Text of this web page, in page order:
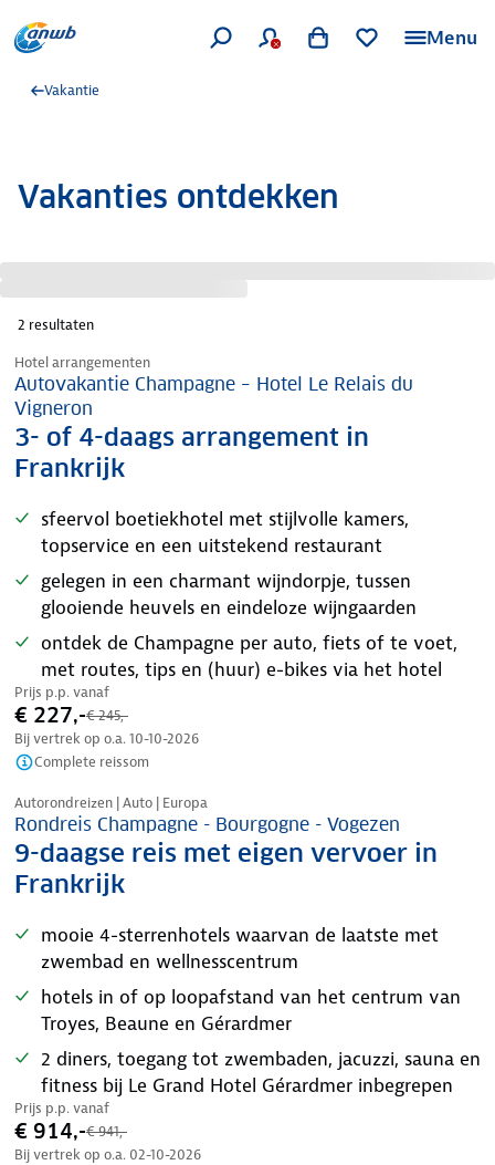
Menu
Vakantie
Vakanties ontdekken
2 resultaten
Nazomer korting
Hotel arrangementen
Autovakantie Champagne – Hotel Le Relais du
Vigneron
3- of 4-daags arrangement in
Frankrijk
sfeervol boetiekhotel met stijlvolle kamers,
topservice en een uitstekend restaurant
gelegen in een charmant wijndorpje, tussen
glooiende heuvels en eindeloze wijngaarden
ontdek de Champagne per auto, fiets of te voet,
met routes, tips en (huur) e-bikes via het hotel
Prijs p.p. vanaf
€ 227,-€ 245,-
Bij vertrek op o.a. 10-10-2026
Complete reissom
Nazomer korting
Autorondreizen | Auto | Europa
Rondreis Champagne - Bourgogne - Vogezen
9-daagse reis met eigen vervoer in
Frankrijk
mooie 4-sterrenhotels waarvan de laatste met
zwembad en wellnesscentrum
hotels in of op loopafstand van het centrum van
Troyes, Beaune en Gérardmer
2 diners, toegang tot zwembaden, jacuzzi, sauna en
fitness bij Le Grand Hotel Gérardmer inbegrepen
Prijs p.p. vanaf
€ 914,-€ 941,-
Bij vertrek op o.a. 02-10-2026